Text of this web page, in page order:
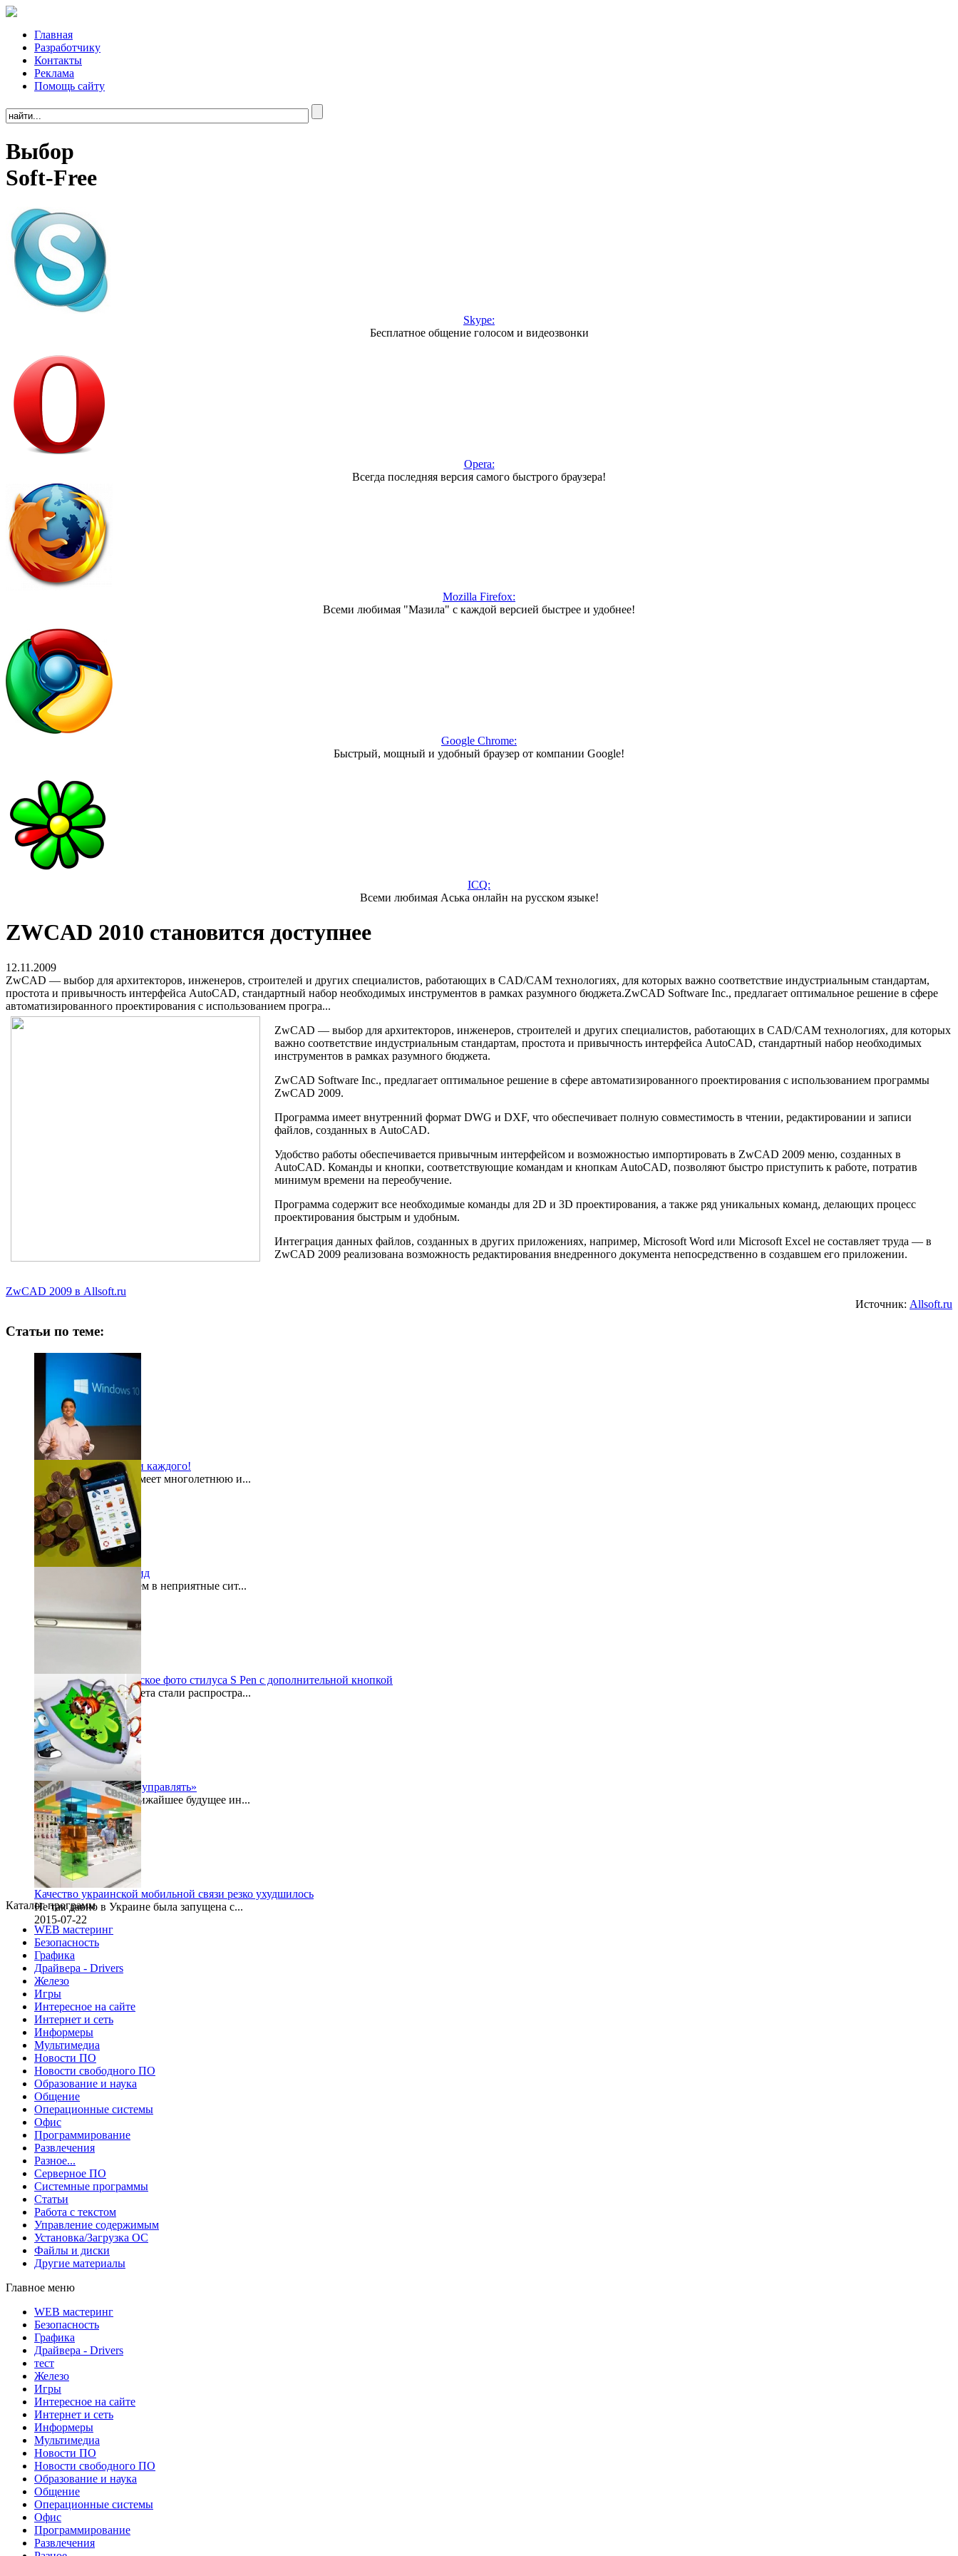
Главная
Разработчику
Контакты
Реклама
Помощь сайту
Выбор
Soft-Free
Skype:
Бесплатное общение голосом и видеозвонки
Opera:
Всегда последняя версия самого быстрого браузера!
Mozilla Firefox:
Всеми любимая "Мазила" с каждой версией быстрее и удобнее!
Google Chrome:
Быстрый, мощный и удобный браузер от компании Google!
ICQ:
Всеми любимая Аська онлайн на русском языке!
ZWCAD 2010 становится доступнее
12.11.2009
ZwCAD — выбор для архитекторов, инженеров, строителей и других специалистов, работающих в CAD/CAM технологиях, для которых важно соответствие индустриальным стандартам,
простота и привычность интерфейса AutoCAD, стандартный набор необходимых инструментов в рамках разумного бюджета.ZwCAD Software Inc., предлагает оптимальное решение в сфере
автоматизированного проектирования с использованием програ...
ZwCAD — выбор для архитекторов, инженеров, строителей и других специалистов, работающих в CAD/CAM технологиях, для которых
важно соответствие индустриальным стандартам, простота и привычность интерфейса AutoCAD, стандартный набор необходимых
инструментов в рамках разумного бюджета.
ZwCAD Software Inc., предлагает оптимальное решение в сфере автоматизированного проектирования с использованием программы
ZwCAD 2009.
Программа имеет внутренний формат DWG и DXF, что обеспечивает полную совместимость в чтении, редактировании и записи
файлов, созданных в AutoCAD.
Удобство работы обеспечивается привычным интерфейсом и возможностью импортировать в ZwCAD 2009 меню, созданных в
AutoCAD. Команды и кнопки, соответствующие командам и кнопкам AutoCAD, позволяют быстро приступить к работе, потратив
минимум времени на переобучение.
Программа содержит все необходимые команды для 2D и 3D проектирования, а также ряд уникальных команд, делающих процесс
проектирования быстрым и удобным.
Интеграция данных файлов, созданных в других приложениях, например, Microsoft Word или Microsoft Excel не составляет труда — в
ZwCAD 2009 реализована возможность редактирования внедренного документа непосредственно в создавшем его приложении.
ZwCAD 2009 в Allsoft.ru
Источник: Allsoft.ru
Статьи по теме:
Windows 10 для всех и каждого!
Компания Microsoft имеет многолетнюю и...
2015-08-03
«Кошелек» на Андроид
Как часто мы попадаем в неприятные сит...
Galaxy Note 5: шпионское фото стилуса S Pen с дополнительной кнопкой
По просторам интернета стали распростра...
2015-07-27
«Безопасностью надо управлять»
Буквально в самое ближайшее будущее ин...
2015-07-24
Качество украинской мобильной связи резко ухудшилось
Не так давно в Украине была запущена с...
2015-07-22
Каталог программ
WEB мастеринг
Безопасность
Графика
Драйвера - Drivers
Железо
Игры
Интересное на сайте
Интернет и сеть
Информеры
Мультимедиа
Новости ПО
Новости свободного ПО
Образование и наука
Общение
Операционные системы
Офис
Программирование
Развлечения
Разное...
Серверное ПО
Системные программы
Статьи
Работа с текстом
Управление содержимым
Установка/Загрузка ОС
Файлы и диски
Другие материалы
Главное меню
WEB мастеринг
Безопасность
Графика
Драйвера - Drivers
тест
Железо
Игры
Интересное на сайте
Интернет и сеть
Информеры
Мультимедиа
Новости ПО
Новости свободного ПО
Образование и наука
Общение
Операционные системы
Офис
Программирование
Развлечения